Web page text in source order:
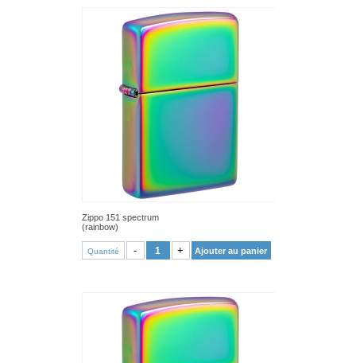
Zippo 151 spectrum
(rainbow)
Quantité - + Ajouter au panier